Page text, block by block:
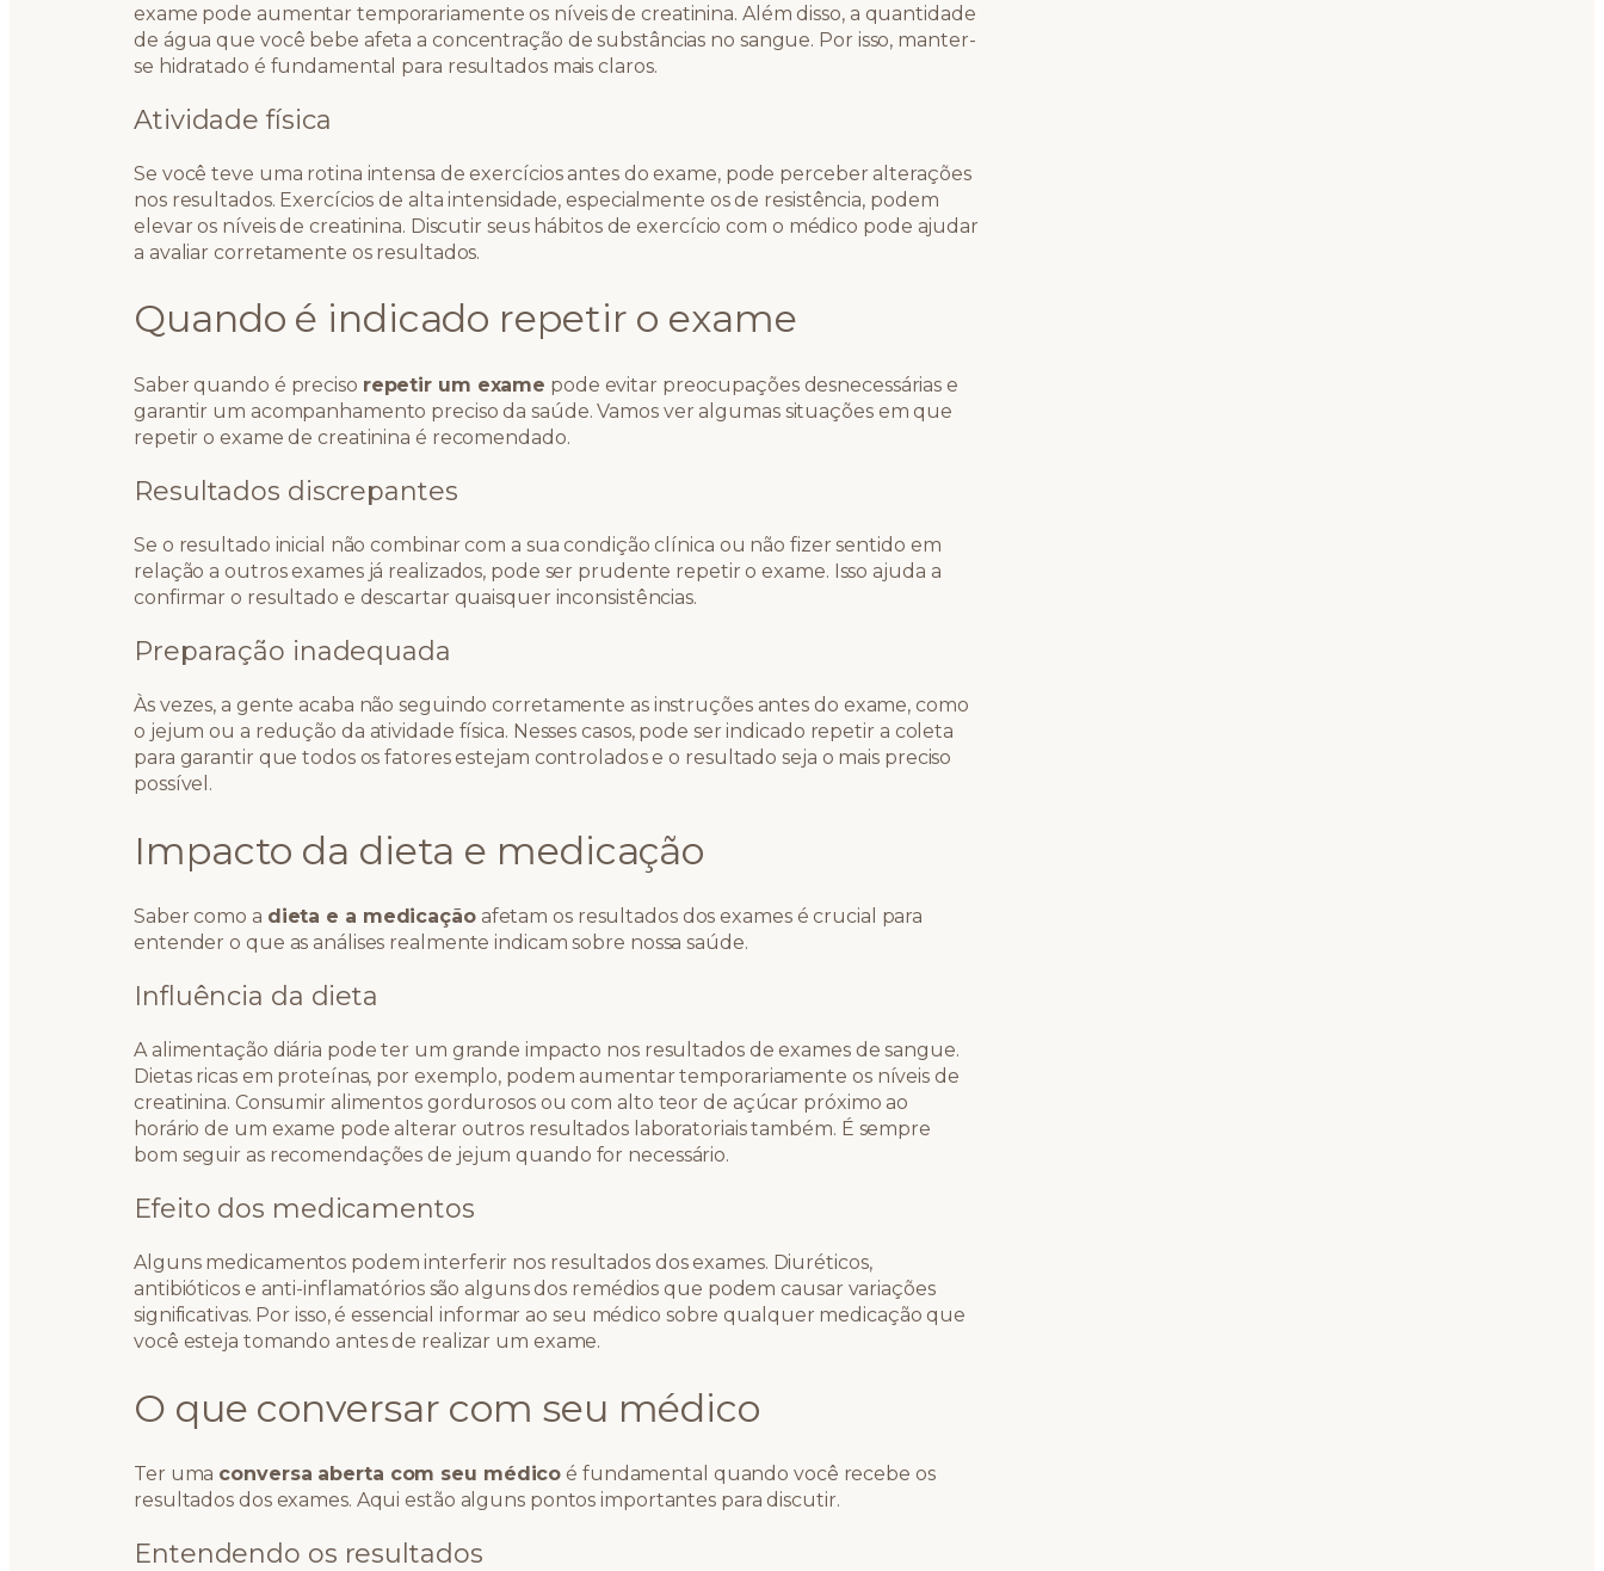
exame pode aumentar temporariamente os níveis de creatinina. Além disso, a quantidade
de água que você bebe afeta a concentração de substâncias no sangue. Por isso, manter-
se hidratado é fundamental para resultados mais claros.
Atividade física
Se você teve uma rotina intensa de exercícios antes do exame, pode perceber alterações
nos resultados. Exercícios de alta intensidade, especialmente os de resistência, podem
elevar os níveis de creatinina. Discutir seus hábitos de exercício com o médico pode ajudar
a avaliar corretamente os resultados.
Quando é indicado repetir o exame
Saber quando é preciso repetir um exame pode evitar preocupações desnecessárias e
garantir um acompanhamento preciso da saúde. Vamos ver algumas situações em que
repetir o exame de creatinina é recomendado.
Resultados discrepantes
Se o resultado inicial não combinar com a sua condição clínica ou não fizer sentido em
relação a outros exames já realizados, pode ser prudente repetir o exame. Isso ajuda a
confirmar o resultado e descartar quaisquer inconsistências.
Preparação inadequada
Às vezes, a gente acaba não seguindo corretamente as instruções antes do exame, como
o jejum ou a redução da atividade física. Nesses casos, pode ser indicado repetir a coleta
para garantir que todos os fatores estejam controlados e o resultado seja o mais preciso
possível.
Impacto da dieta e medicação
Saber como a dieta e a medicaçãoafetam os resultados dos exames é crucial para
entender o que as análises realmente indicam sobre nossa saúde.
Influência da dieta
A alimentação diária pode ter um grande impacto nos resultados de exames de sangue.
Dietas ricas em proteínas, por exemplo, podem aumentar temporariamente os níveis de
creatinina. Consumir alimentos gordurosos ou com alto teor de açúcar próximo ao
horário de um exame pode alterar outros resultados laboratoriais também. É sempre
bom seguir as recomendações de jejum quando for necessário.
Efeito dos medicamentos
Alguns medicamentos podem interferir nos resultados dos exames. Diuréticos,
antibióticos e anti-inflamatórios são alguns dos remédios que podem causar variações
significativas. Por isso, é essencial informar ao seu médico sobre qualquer medicação que
você esteja tomando antes de realizar um exame.
O que conversar com seu médico
Ter uma conversa aberta com seu médico é fundamental quando você recebe os
resultados dos exames. Aqui estão alguns pontos importantes para discutir.
Entendendo os resultados